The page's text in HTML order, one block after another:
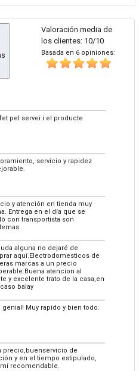
Valoración media de
los clientes: 10/10
Basada en 6 opiniones:
pel servei i el producte
servicio y rapidez
y atención en tienda muy
Entrega en el día que se
con transportista son
alguna no dejaré de
aquí.Electrodomesticos de
marcas a un precio
atencion al
y excelente trato de la casa,en
balay
genial! Muy rapido y bien todo.
precio,buenservicio de
y en el tiempo estipulado,
mí recomendable.